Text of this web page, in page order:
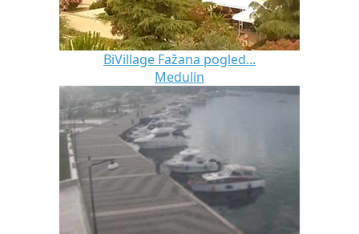
BiVillage Fažana pogled...
Medulin